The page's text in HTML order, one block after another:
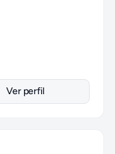
Ver perfil